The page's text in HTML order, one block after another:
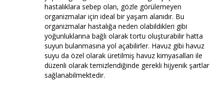
hastalıklara sebep olan, gözle görülemeyen
organizmalar için ideal bir yaşam alanıdır. Bu
organizmalar hastalığa neden olabildikleri gibi
yoğunluklarına bağlı olarak tortu oluşturabilir hatta
suyun bulanmasına yol açabilirler. Havuz gibi havuz
suyu da özel olarak üretilmiş havuz kimyasalları ile
düzenli olarak temizlendiğinde gerekli hijyenik şartlar
sağlanabilmektedir.